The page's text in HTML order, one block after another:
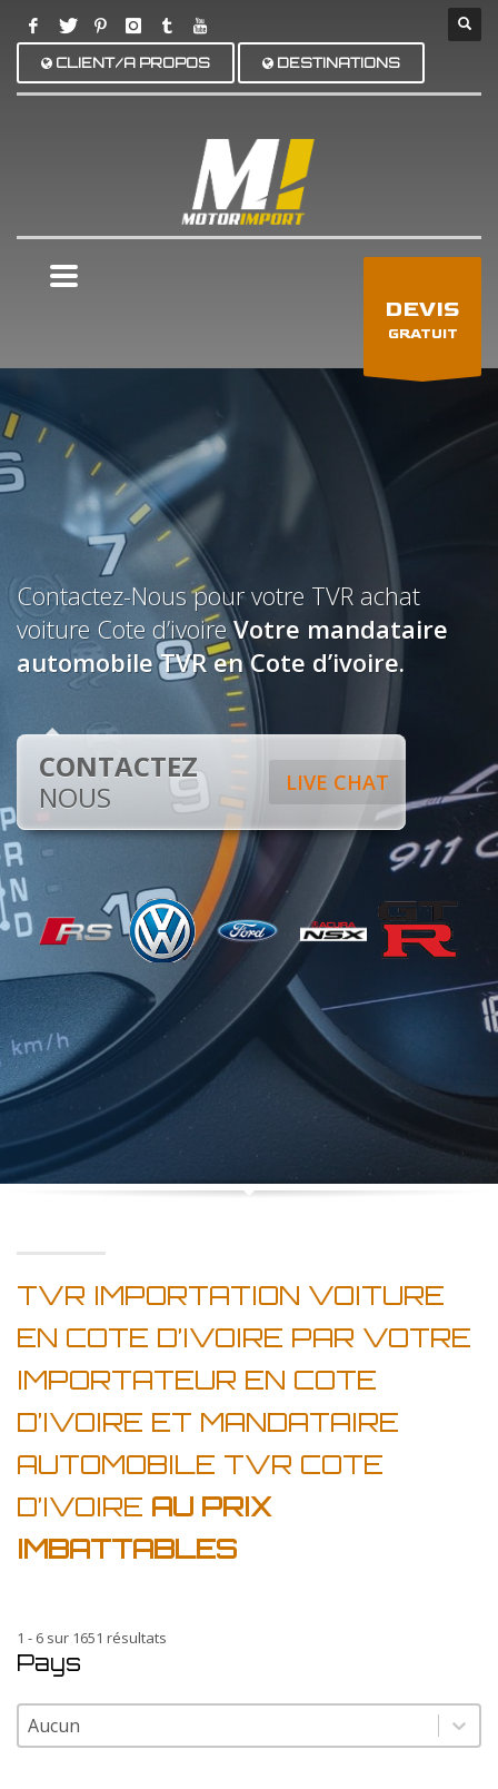
CLIENT/A PROPOS DESTINATIONS
DEVIS
GRATUIT
Contactez-Nous pour votre TVR achat
voiture Cote d’ivoireVotre mandataire
automobile TVR en Cote d’ivoire.
LIVE CHAT
CONTACTEZ
NOUS
TVR IMPORTATION VOITURE
EN COTE D’IVOIRE PAR VOTRE
IMPORTATEUR EN COTE
D’IVOIRE ET MANDATAIRE
AUTOMOBILE TVR COTE
D’IVOIRE AU PRIX
IMBATTABLES
1 - 6 sur 1651 résultats
Pays
Pays
Pays